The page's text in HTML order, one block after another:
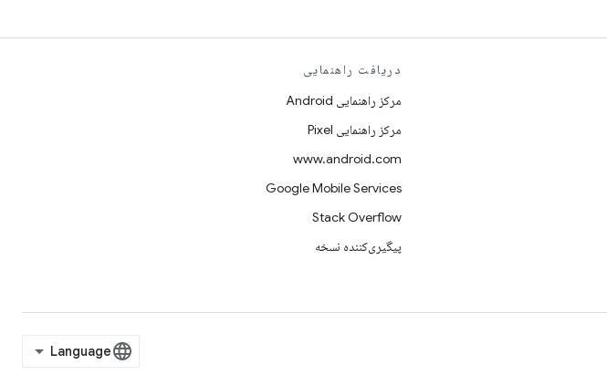
دریافت راهنمایی
مرکز راهنمایی Android
مرکز راهنمایی Pixel
www.android.com
Google Mobile Services
Stack Overflow
پیگیری‌کننده نسخه